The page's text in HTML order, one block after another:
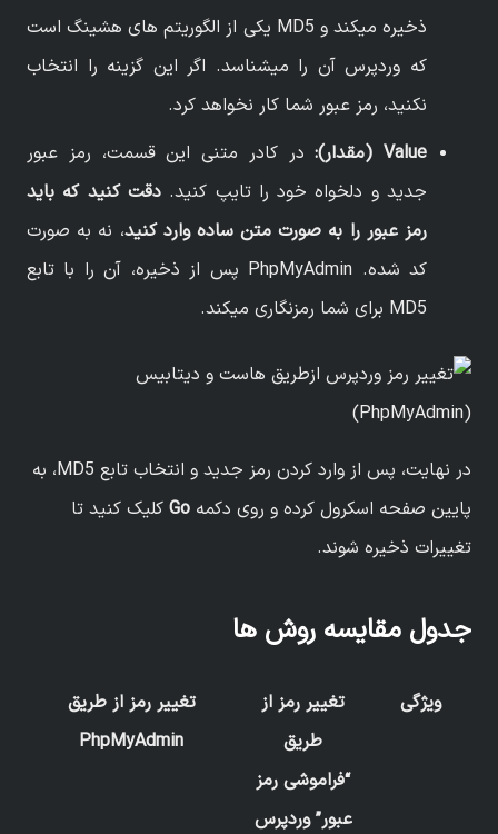
ذخیره میکند و MD5 یکی از الگوریتم های هشینگ است
که وردپرس آن را میشناسد. اگر این گزینه را انتخاب
نکنید، رمز عبور شما کار نخواهد کرد.
Value (مقدار):در کادر متنی این قسمت، رمز عبور
جدید و دلخواه خود را تایپ کنید.دقت کنید که باید
رمز عبور را به صورت متن ساده وارد کنید، نه به صورت
کد شده. PhpMyAdmin پس از ذخیره، آن را با تابع
MD5 برای شما رمزنگاری میکند.
در نهایت، پس از وارد کردن رمز جدید و انتخاب تابع MD5، به
پایین صفحه اسکرول کرده و روی دکمه Go کلیک کنید تا
تغییرات ذخیره شوند.
جدول مقایسه روش ها
ویژگی
تغییر رمز از
طریق
“فراموشی رمز
عبور” وردپرس
تغییر رمز از طریق
PhpMyAdmin